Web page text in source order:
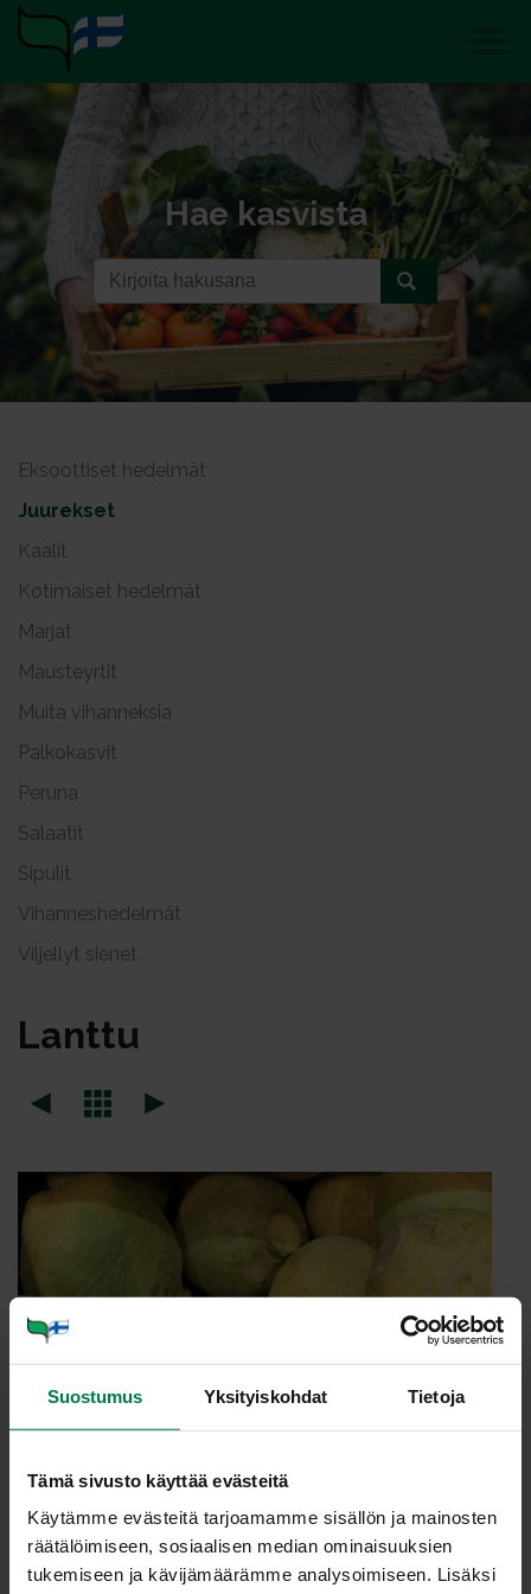
Suostumus Yksityiskohdat Tietoja
Tämä sivusto käyttää evästeitä
Käytämme evästeitä tarjoamamme sisällön ja mainosten
räätälöimiseen, sosiaalisen median ominaisuuksien
tukemiseen ja kävijämäärämme analysoimiseen. Lisäksi
Hae kasvista
Eksoottiset hedelmät
Juurekset
Kaalit
Kotimaiset hedelmät
Marjat
Mausteyrtit
Muita vihanneksia
Palkokasvit
Peruna
Salaatit
Sipulit
Vihanneshedelmät
Viljellyt sienet
Lant­tu